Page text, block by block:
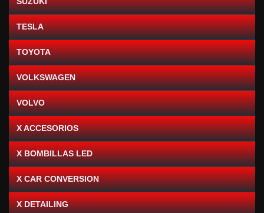
TESLA
TOYOTA
VOLKSWAGEN
VOLVO
X ACCESORIOS
X BOMBILLAS LED
X CAR CONVERSION
X DETAILING